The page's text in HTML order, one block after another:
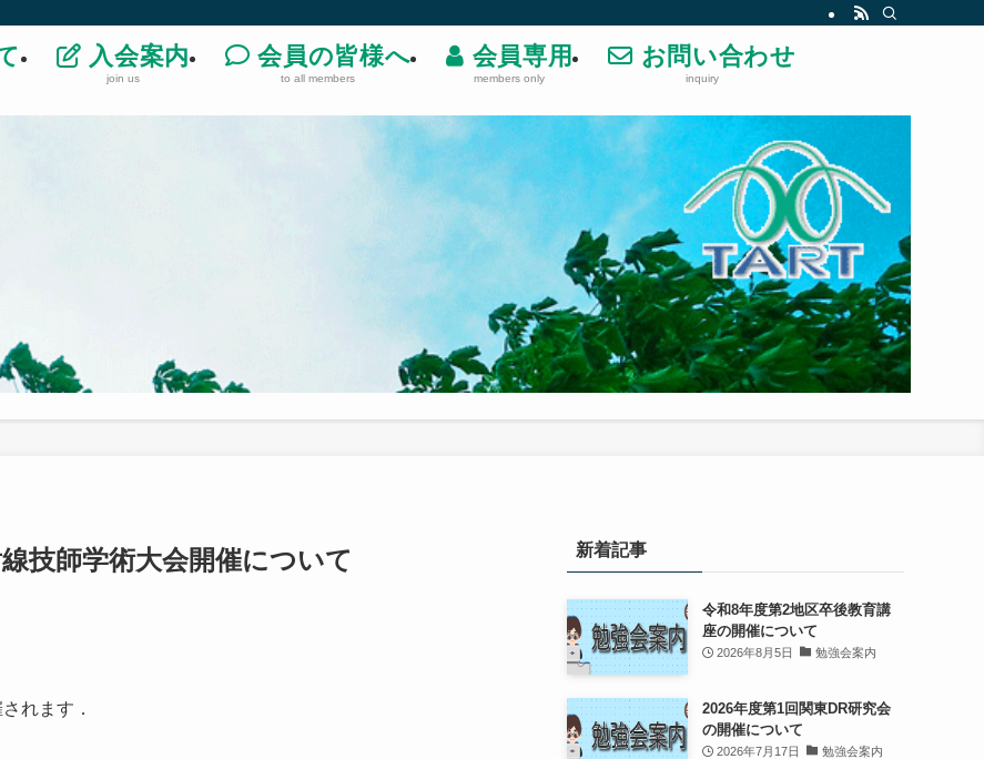
入会案内
join us
会員の皆様へ
to all members
会員専用
members only
お問い合わせ
inquiry
技師学術大会開催について
れます．
新着記事
令和8年度第2地区卒後教育講
座の開催について
2026年8月5日 勉強会案内
2026年度第1回関東DR研究会
の開催について
2026年7月17日 勉強会案内